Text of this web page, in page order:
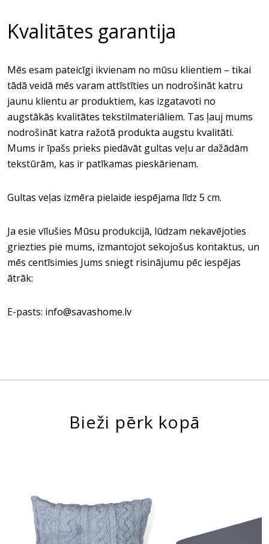
Kvalitātes garantija
Mēs esam pateicīgi ikvienam no mūsu klientiem – tikai
tādā veidā mēs varam attīstīties un nodrošināt katru
jaunu klientu ar produktiem, kas izgatavoti no
augstākās kvalitātes tekstilmateriāliem. Tas ļauj mums
nodrošināt katra ražotā produkta augstu kvalitāti.
Mums ir īpašs prieks piedāvāt gultas veļu ar dažādām
tekstūrām, kas ir patīkamas pieskārienam.
Gultas veļas izmēra pielaide iespējama līdz 5 cm.
Ja esie vīlušies Mūsu produkcijā, lūdzam nekavējoties
griezties pie mums, izmantojot sekojošus kontaktus, un
mēs centīsimies Jums sniegt risinājumu pēc iespējas
ātrāk:
E-pasts: info@savashome.lv
Bieži pērk kopā